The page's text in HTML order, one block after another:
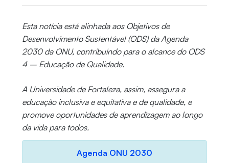
Esta notícia está alinhada aos Objetivos de
Desenvolvimento Sustentável (ODS) da Agenda
2030 da ONU, contribuindo para o alcance do ODS
4 – Educação de Qualidade.
A Universidade de Fortaleza, assim, assegura a
educação inclusiva e equitativa e de qualidade, e
promove oportunidades de aprendizagem ao longo
da vida para todos.
Agenda ONU 2030